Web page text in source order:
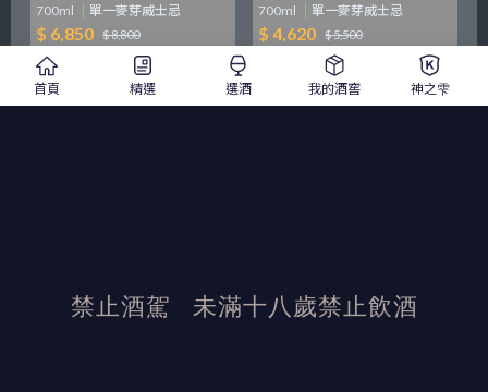
700ml 單一麥芽威士忌
$ 6,850 $ 8,800
700ml 單一麥芽威士忌
$ 4,620 $ 5,500
首頁 精選 選酒 我的酒窖 神之雫
禁止酒駕 未滿十八歲禁止飲酒